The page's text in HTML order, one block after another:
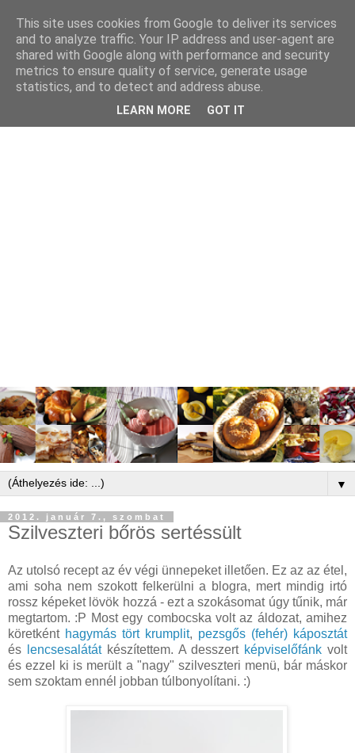
▼
2012. január 7., szombat
Szilveszteri bőrös sertéssült
Az utolsó recept az év végi ünnepeket illetően. Ez az az étel,
ami soha nem szokott felkerülni a blogra, mert mindig irtó
rossz képeket lövök hozzá - ezt a szokásomat úgy tűnik, már
megtartom. :P Most egy combocska volt az áldozat, amihez
köretként hagymás tört krumplit, pezsgős (fehér) káposztát
és
lencsesalátátkészítettem. A desszert képviselőfánk volt
és ezzel ki is merült a "nagy" szilveszteri menü, bár máskor
sem szoktam ennél jobban túlbonyolítani. :)
This site uses cookies from Google to deliver its services
and to analyze traffic. Your IP address and user-agent are
shared with Google along with performance and security
metrics to ensure quality of service, generate usage
statistics, and to detect and address abuse.
LEARN MORE GOT IT